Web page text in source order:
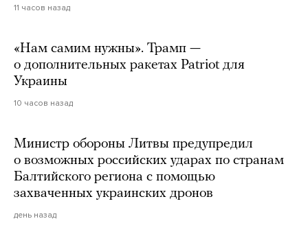
11 часов назад
«Нам самим нужны». Трамп —
о дополнительных ракетах Patriot для
Украины
10 часов назад
Министр обороны Литвы предупредил
о возможных российских ударах по странам
Балтийского региона с помощью
захваченных украинских дронов
день назад